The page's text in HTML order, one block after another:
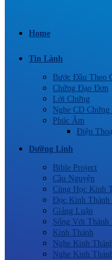
Home
Tin Lành
Bước Đầu Theo
Chứng Đạo Đơn
Lời Chứng
Nghe CD
Phúc Âm
Điện
Dưỡng Linh
Bible Project
Cầu Nguyện
Cùng Học Kinh
Đọc Kinh Thánh
Giảng Luận
Sống Với Thánh
Kinh Thánh
Nghe Kinh
Nghe Kinh